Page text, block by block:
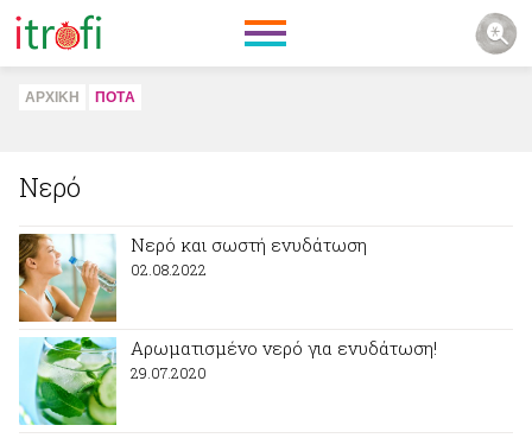
ΑΡΧΙΚΗ ΠΟΤA
Νερό
Νερό και σωστή ενυδάτωση
02.08.2022
Αρωματισμένο νερό για ενυδάτωση!
29.07.2020